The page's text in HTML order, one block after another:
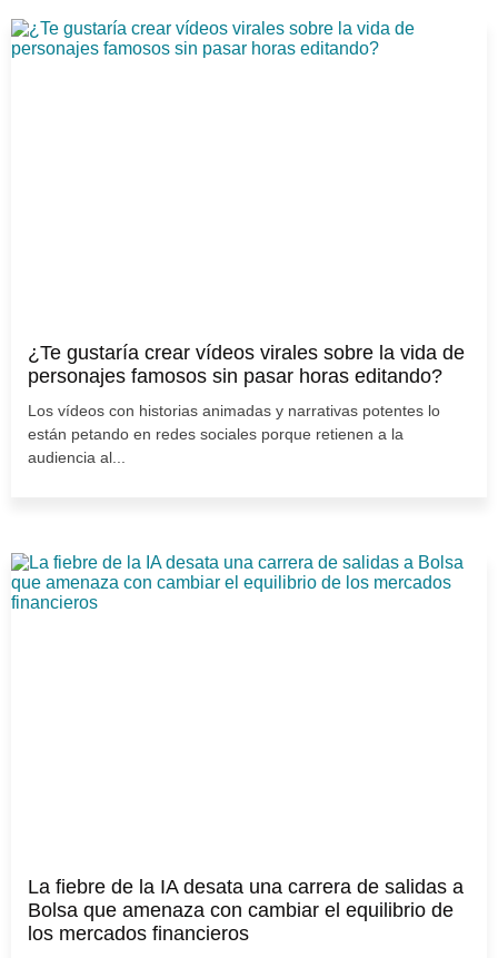
¿Te gustaría crear vídeos virales sobre la vida de
personajes famosos sin pasar horas editando?
Los vídeos con historias animadas y narrativas potentes lo
están petando en redes sociales porque retienen a la
audiencia al...
La fiebre de la IA desata una carrera de salidas a
Bolsa que amenaza con cambiar el equilibrio de
los mercados financieros